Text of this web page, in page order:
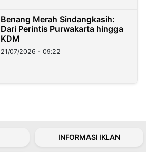
Benang Merah Sindangkasih:
Dari Perintis Purwakarta hingga
KDM
21/07/2026 - 09:22
INFORMASI IKLAN